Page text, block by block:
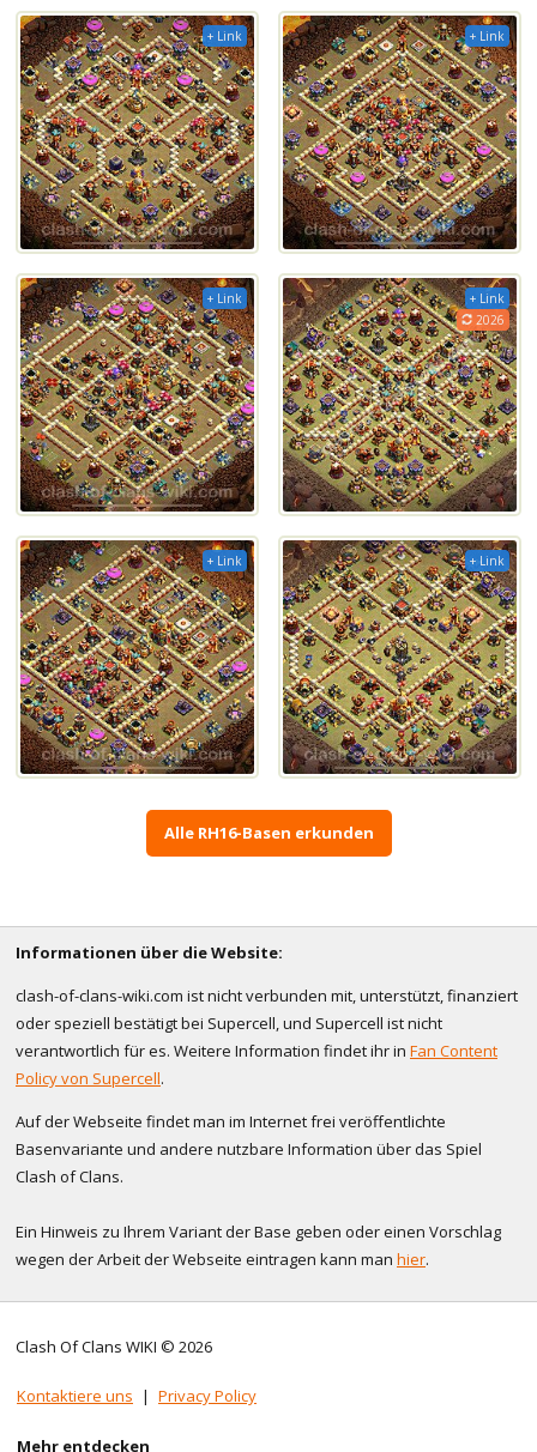
+ Link + Link
+ Link
+ Link
2026
+ Link + Link
Alle RH16-Basen erkunden
Informationen über die Website:
clash-of-clans-wiki.com ist nicht verbunden mit, unterstützt, finanziert
oder speziell bestätigt bei Supercell, und Supercell ist nicht
verantwortlich für es. Weitere Information findet ihr in Fan Content
Policy von Supercell.
Auf der Webseite findet man im Internet frei veröffentlichte
Basenvariante und andere nutzbare Information über das Spiel
Clash of Clans.
Ein Hinweis zu Ihrem Variant der Base geben oder einen Vorschlag
wegen der Arbeit der Webseite eintragen kann man hier.
Clash Of Clans WIKI © 2026
Kontaktiere uns | Privacy Policy
Mehr entdecken